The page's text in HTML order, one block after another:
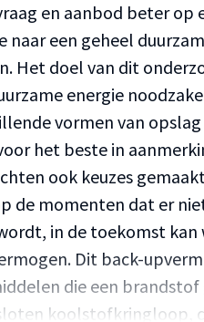
en aanbod beter op
naar een geheel
Het doel van dit
energie
vormen van
het beste in
ook keuzes
de momenten dat er
in de toekomst
Dit back-
die een brandstof
koolstofkringloop, dit